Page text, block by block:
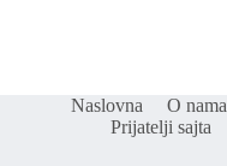
Naslovna O nama
Prijatelji sajta